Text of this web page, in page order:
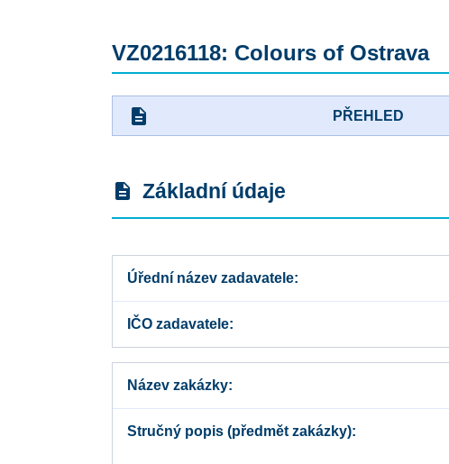
VZ0216118: Colours of Ostrava
description PŘEHLED
description Základní údaje
Úřední název zadavatele
IČO zadavatele
Název zakázky
Stručný popis (předmět zakázky)